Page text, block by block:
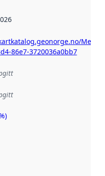
86e7-3720036a0bb7